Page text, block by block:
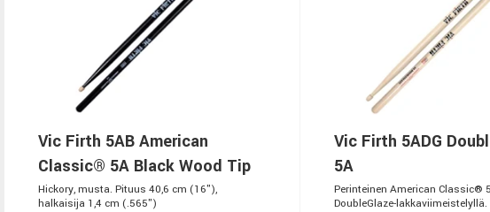
Vic Firth 5AB American
Classic® 5A Black Wood Tip
Hickory, musta. Pituus 40,6 cm (16"),
halkaisija 1,4 cm (.565")
Vic Firth 5ADG
5A
Perinteinen American Classic®
DoubleGlaze-lakkaviimeistelyllä.